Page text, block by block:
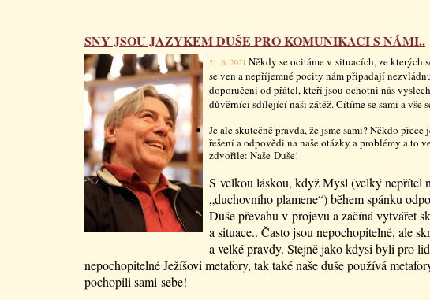
SNY JSOU JAZYKEM DUŠE PRO KOMUNIKACI S NÁMI..
21. 6. 2021 Někdy se ocitáme v situacích, ze kterých
se ven a nepříjemné pocity nám připadají
doporučení od přátel, kteří jsou ochotni nás
důvěrníci sdílející naši zátěž. Cítíme se sami a vše
Je ale skutečně pravda, že jsme sami? Někdo přece
řešení a odpovědi na naše otázky a problémy a to
zdvořile: Naše Duše!
S velkou láskou, když Mysl (velký nepřítel
„duchovního plamene“) během spánku
Duše převahu v projevu a začíná vytvářet
a situace.. Často jsou nepochopitelné, ale
a velké pravdy. Stejně jako kdysi byli pro
nepochopitelné Ježíšovi metafory, tak také naše duše používá
pochopili sami sebe!